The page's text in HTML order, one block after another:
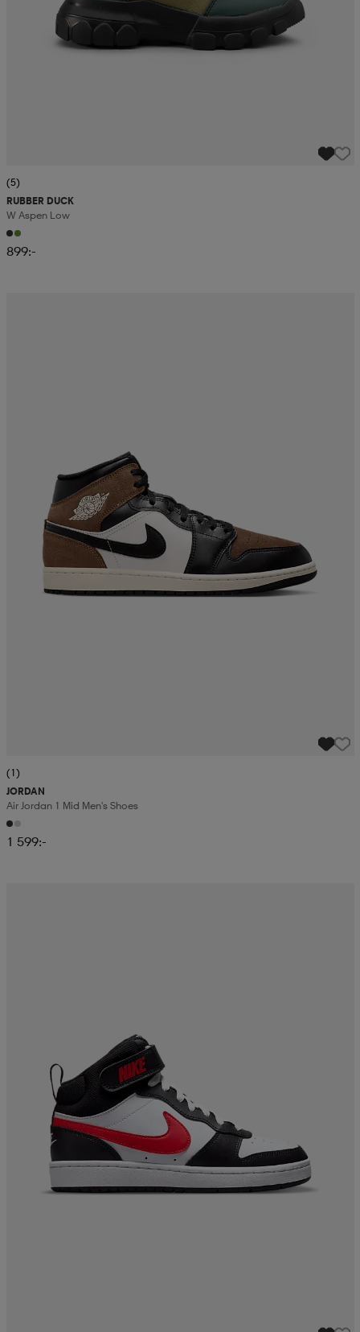
(5)
RUBBER DUCK
W Aspen Low
899:-
(1)
JORDAN
Air Jordan 1 Mid Men's Shoes
1 599:-